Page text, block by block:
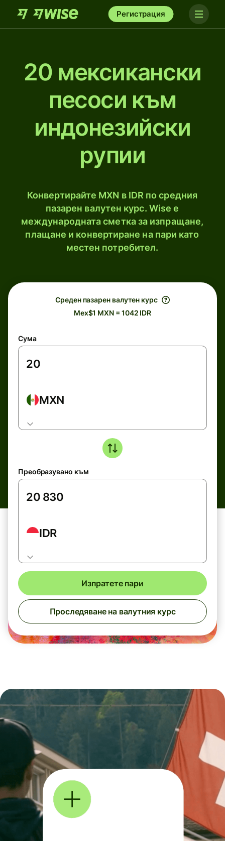
Регистрация
20 мексикански
песоси към
индонезийски
рупии
Конвертирайте MXN в IDR по средния
пазарен валутен курс. Wise е
международната сметка за изпращане,
плащане и конвертиране на пари като
местен потребител.
Среден пазарен валутен курс
Mex$1 MXN = 1042 IDR
Сума
MXN
Преобразувано към
IDR
Изпратете пари
Проследяване на валутния курс